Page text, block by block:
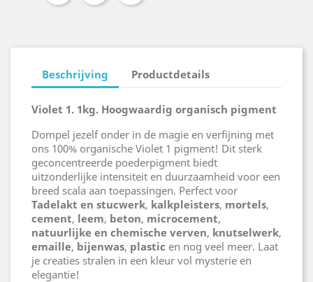
Beschrijving Productdetails
Violet 1. 1kg. Hoogwaardig organisch pigment
Dompel jezelf onder in de magie en verfijning met
ons 100% organische Violet 1 pigment! Dit sterk
geconcentreerde poederpigment biedt
uitzonderlijke intensiteit en duurzaamheid voor een
breed scala aan toepassingen. Perfect voor
Tadelakt en stucwerk, kalkpleisters, mortels,
cement, leem, beton, microcement,
natuurlijke en chemische verven, knutselwerk,
emaille, bijenwas, plastic en nog veel meer. Laat
je creaties stralen in een kleur vol mysterie en
elegantie!